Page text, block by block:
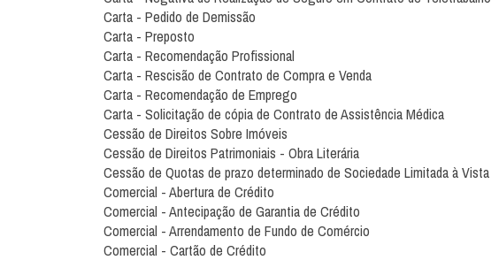
Carta - Pedido de Demissão
Carta - Preposto
Carta - Recomendação Profissional
Carta - Rescisão de Contrato de Compra e Venda
Carta - Recomendação de Emprego
Carta - Solicitação de cópia de Contrato de Assistência Médica
Cessão de Direitos Sobre Imóveis
Cessão de Direitos Patrimoniais - Obra Literária
Cessão de Quotas de prazo determinado de Sociedade Limitada à Vista
Comercial - Abertura de Crédito
Comercial - Antecipação de Garantia de Crédito
Comercial - Arrendamento de Fundo de Comércio
Comercial - Cartão de Crédito